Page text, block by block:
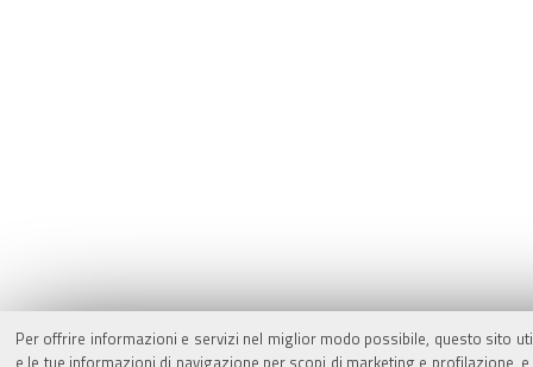
Per offrire informazioni e servizi nel miglior modo possibile, questo sito
e le tue informazioni di navigazione per scopi di marketing e